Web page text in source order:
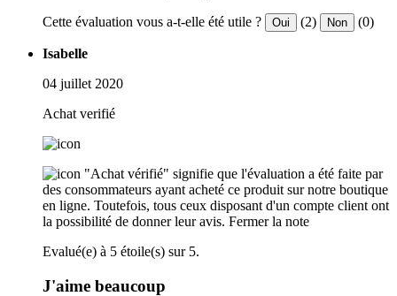
Cette évaluation vous a-t-elle été utile ? Oui (2) Non (0)
Isabelle
04 juillet 2020
Achat verifié
"Achat vérifié" signifie que l'évaluation a été faite par
des consommateurs ayant acheté ce produit sur notre boutique
en ligne. Toutefois, tous ceux disposant d'un compte client ont
la possibilité de donner leur avis. Fermer la note
Evalué(e) à 5 étoile(s) sur 5.
J'aime beaucoup